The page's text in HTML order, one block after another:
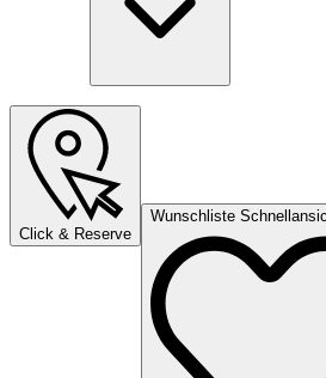
Click & Reserve
Wunschliste